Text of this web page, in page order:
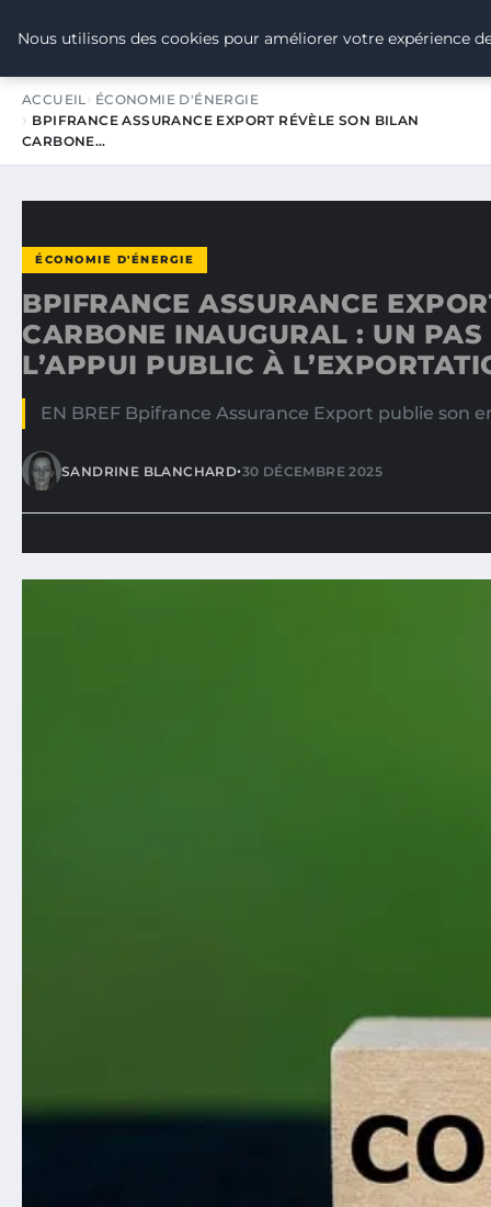
TOUR DE FRANCE POUR LE
ACCUEIL
ÉCONOMIE D'ÉNERGIE
BPIFRANCE ASSURANCE EXPORT RÉVÈLE SON BILAN
CARBONE…
ÉCONOMIE D'ÉNERGIE
BPIFRANCE ASSURANCE
CARBONE INAUGURAL : UN
L’APPUI PUBLIC À
EN BREF Bpifrance Assurance Export publie son
SANDRINE BLANCHARD•30 DÉCEMBRE 2025
Nous utilisons des cookies pour améliorer votre expérience